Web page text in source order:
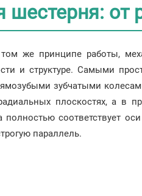
шестерня: от
же принципе работы,
и структуре. Самыми
зубчатыми
плоскостях, а в
полностью соответствует
параллель.